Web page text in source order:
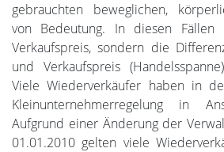
gebrauchten beweglichen,
von Bedeutung. In diesen
Verkaufspreis, sondern die
und Verkaufspreis
Viele Wiederverkäufer haben in
Kleinunternehmerregelung in
Aufgrund einer Änderung der
01.01.2010 gelten viele